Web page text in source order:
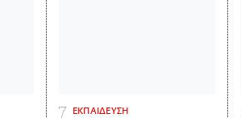
ΕΚΠΑΙΔΕΥΣΗ